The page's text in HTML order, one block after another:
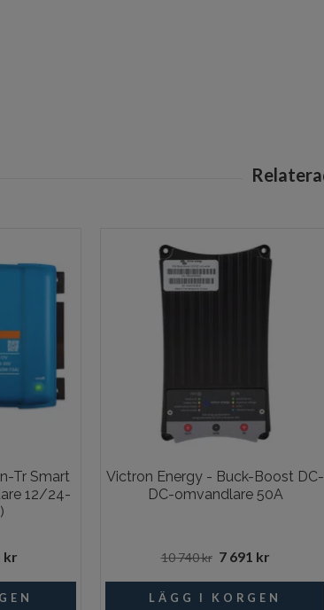
Tr Smart
12/24-
kr
Victron Energy - Buck-Boost DC-
DC-omvandlare 50A
10 740 kr 7 691 kr